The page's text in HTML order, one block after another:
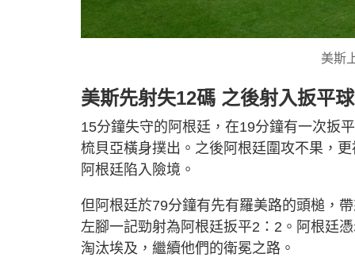
美斯
美斯先射失12碼 之後射入扳平球
15分鐘失守的阿根廷，在19分鐘有一次扳
梳貝亞橫身撲出。之後阿根廷圍攻不果，
阿根廷陷入險境。
但阿根廷於79分鐘有先有羅美路的頭槌，
左腳一記勁射為阿根廷扳平2：2。阿根廷
淘汰埃及，繼續他們的衛冕之路。